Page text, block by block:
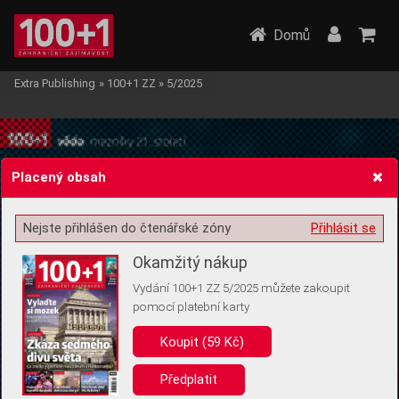
Žádost o souhlas s ukládáním volitelných informací
Pro základní fungování webu nepotřebujeme ukládat žádné informace
(tzv. cookies apod.). Rádi bychom vás ale požádali o souhlas s
uložením volitelných informací:
Anonymní unikátní ID
Domů
Extra Publishing » 100+1 ZZ » 5/2025
Placený obsah
Přihlásit se
Nejste přihlášen do čtenářské zóny
Okamžitý nákup
Vydání 100+1 ZZ 5/2025 můžete zakoupit
pomocí platební karty
Koupit (59 Kč)
Předplatit